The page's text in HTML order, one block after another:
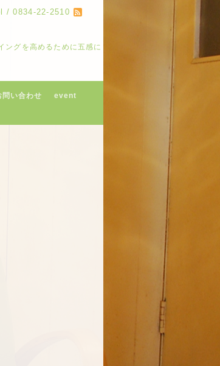
/ 0834-22-2510
ングを高めるために五感に
問い合わせ
event